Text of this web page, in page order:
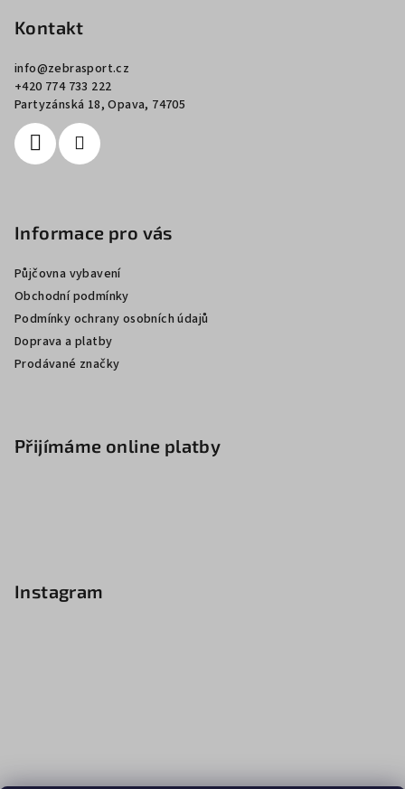
Kontakt
info@zebrasport.cz
+420 774 733 222
Partyzánská 18, Opava, 74705
Informace pro vás
Půjčovna vybavení
Obchodní podmínky
Podmínky ochrany osobních údajů
Doprava a platby
Prodávané značky
Přijímáme online platby
Instagram